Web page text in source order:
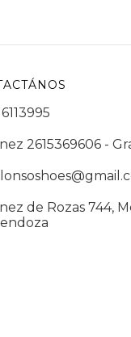
2615369606 -
de Rozas 744,